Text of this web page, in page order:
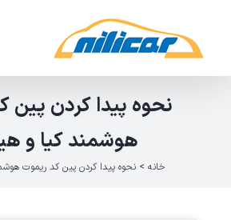
content
نحوه پیدا کردن پین
هوشمند کیا و
خانه >نحوه پیدا کردن پین کد ریموت